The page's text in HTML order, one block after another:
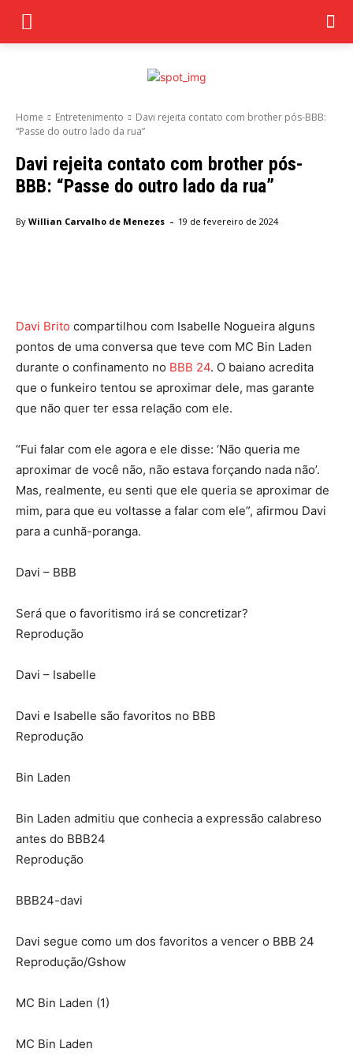
Home Entretenimento
Davi rejeita contato com brother pós-BBB:
“Passe do outro lado da rua”
Davi rejeita contato com brother pós-
BBB: “Passe do outro lado da rua”
By Willian Carvalho de Menezes - 19 de fevereiro de 2024
Davi Brito compartilhou com Isabelle Nogueira alguns
pontos de uma conversa que teve com MC Bin Laden
durante o confinamento no BBB 24. O baiano acredita
que o funkeiro tentou se aproximar dele, mas garante
que não quer ter essa relação com ele.
“Fui falar com ele agora e ele disse: ‘Não queria me
aproximar de você não, não estava forçando nada não’.
Mas, realmente, eu senti que ele queria se aproximar de
mim, para que eu voltasse a falar com ele”, afirmou Davi
para a cunhã-poranga.
Davi – BBB
Será que o favoritismo irá se concretizar?
Reprodução
Davi – Isabelle
Davi e Isabelle são favoritos no BBB
Reprodução
Bin Laden
Bin Laden admitiu que conhecia a expressão calabreso
antes do BBB24
Reprodução
BBB24-davi
Davi segue como um dos favoritos a vencer o BBB 24
Reprodução/Gshow
MC Bin Laden (1)
MC Bin Laden